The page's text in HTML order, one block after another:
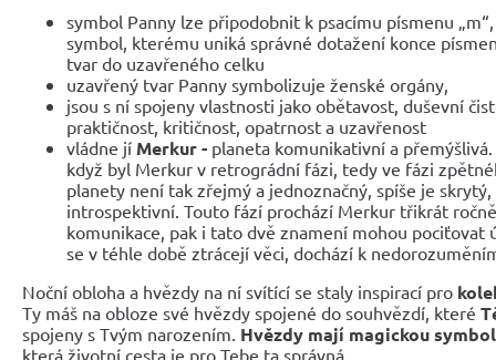
symbol Panny lze připodobnit k psacímu písmenu
symbol, kterému uniká správné dotažení konce
tvar do uzavřeného celku
uzavřený tvar Panny symbolizuje ženské orgány,
jsou s ní spojeny vlastnosti jako obětavost, duševní
praktičnost, kritičnost, opatrnost a uzavřenost
vládne jí Merkur - planeta komunikativní a
když byl Merkur v retrográdní fázi, tedy ve fázi
planety není tak zřejmý a jednoznačný, spíše je
introspektivní. Touto fází prochází Merkur třikrát
komunikace, pak i tato dvě znamení mohou pociťovat
se v téhle době ztrácejí věci, dochází k
Noční obloha a hvězdy na ní svítící se staly inspirací pro
Ty máš na obloze své hvězdy spojené do souhvězdí, které
spojeny s Tvým narozením. Hvězdy mají magickou
která životní cesta je pro Tebe ta správná.